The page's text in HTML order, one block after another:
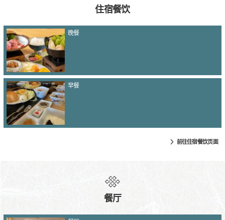
住宿餐饮
晚餐
早餐
前往住宿餐饮页面
餐厅